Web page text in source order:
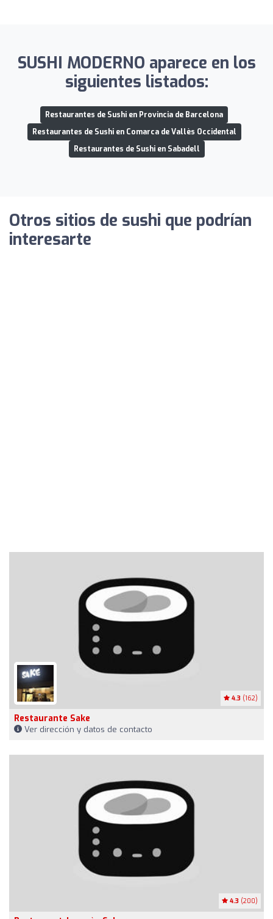
SUSHI MODERNO aparece en los
siguientes listados:
Restaurantes de Sushi en Provincia de Barcelona
Restaurantes de Sushi en Comarca de Vallès Occidental
Restaurantes de Sushi en Sabadell
Otros sitios de sushi que podrían
interesarte
4.3 (162)
Restaurante Sake
Ver dirección y datos de contacto
4.3 (200)